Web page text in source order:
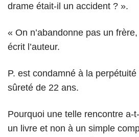
drame était-il un accident ? ».
« On n’abandonne pas un
écrit l’auteur.
P. est condamné à la
sûreté de 22 ans.
Pourquoi une telle rencontre a-
un livre et non à un simple